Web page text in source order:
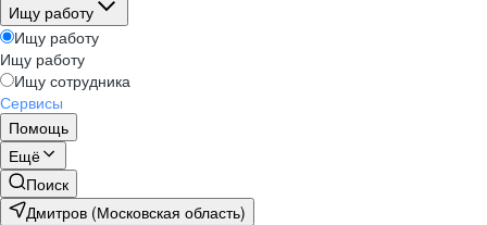
Ищу работу
Ищу работу
Ищу работу
Ищу сотрудника
Сервисы
Помощь
Ещё
Поиск
Дмитров (Московская область)